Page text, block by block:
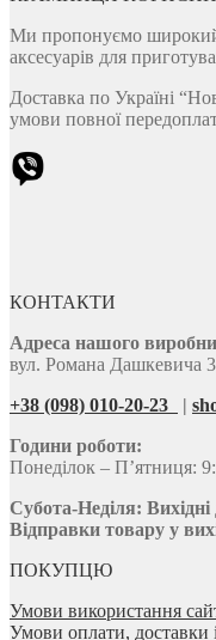
Ми пропонуємо широкий
аксесуарів для
Доставка по Україні
умови повної
КОНТАКТИ
Адреса нашого
вул. Романа Дашкевича
+38 (098) 010-20-23
|
Години роботи:
Понеділок – П’ятниця:
Субота-Неділя: Вихідні
Відправки товару у
ПОКУПЦЮ
Умови використання
Умови оплати, доставки